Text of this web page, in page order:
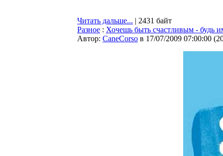
Читать дальше... | 2431 байт
Разное : Хочешь быть счастливым - будь
Автор: CaneCorso в 17/07/2009 07:00:00 (